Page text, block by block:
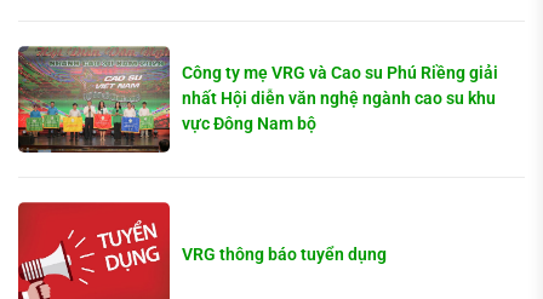
Công ty mẹ VRG và Cao su Phú Riềng giải
nhất Hội diễn văn nghệ ngành cao su khu
vực Đông Nam bộ
VRG thông báo tuyển dụng